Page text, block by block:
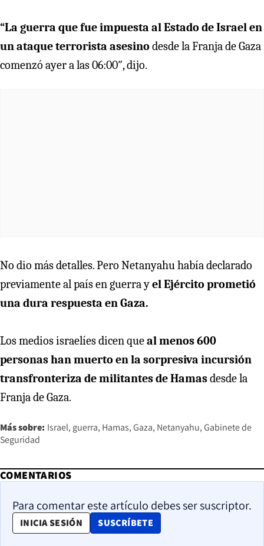
“La guerra que fue impuesta al Estado de Israel en
un ataque terrorista asesino desde la Franja de Gaza
comenzó ayer a las 06:00″, dijo.
No dio más detalles. Pero Netanyahu había declarado
previamente al país en guerra yel Ejército prometió
una dura respuesta en Gaza.
Los medios israelíes dicen queal menos 600
personas han muerto en la sorpresiva incursión
transfronteriza de militantes de Hamasdesde la
Franja de Gaza.
Más sobre: Israel guerra Hamas Gaza Netanyahu Gabinete de
Seguridad
COMENTARIOS
Para comentar este artículo debes ser suscriptor.
INICIA SESIÓN SUSCRÍBETE
OPENS IN NEW WINDOW